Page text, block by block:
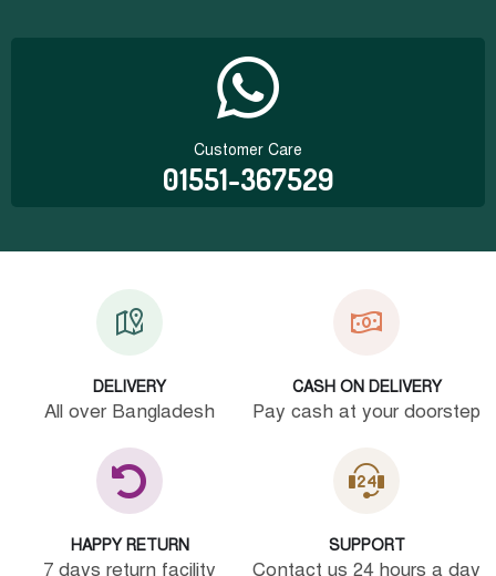
Customer Care
01551-367529
DELIVERY
All over Bangladesh
CASH ON DELIVERY
Pay cash at your doorstep
HAPPY RETURN
7 days return facility
SUPPORT
Contact us 24 hours a day